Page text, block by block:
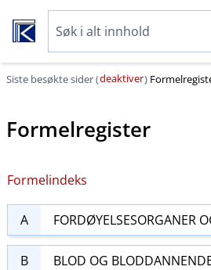
Siste besøkte sider (deaktiver)
Formelregister
Formelindeks
A FORDØYELSESORGANER
B BLOD OG